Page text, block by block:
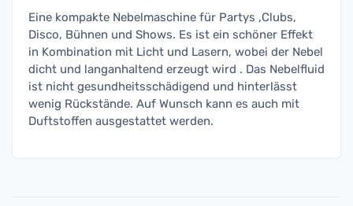
Eine kompakte Nebelmaschine für Partys ,Clubs,
Disco, Bühnen und Shows. Es ist ein schöner Effekt
in Kombination mit Licht und Lasern, wobei der Nebel
dicht und langanhaltend erzeugt wird . Das Nebelfluid
ist nicht gesundheitsschädigend und hinterlässt
wenig Rückstände. Auf Wunsch kann es auch mit
Duftstoffen ausgestattet werden.